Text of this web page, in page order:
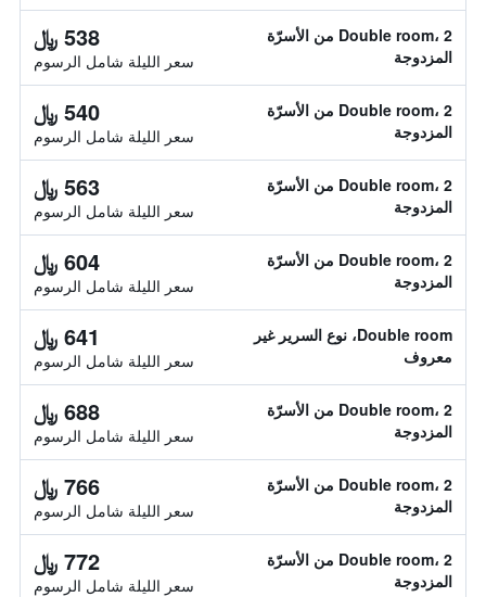
Double room، 2 من الأسرّة
المزدوجة
538 ﷼
سعر الليلة شامل الرسوم
Double room، 2 من الأسرّة
المزدوجة
540 ﷼
سعر الليلة شامل الرسوم
Double room، 2 من الأسرّة
المزدوجة
563 ﷼
سعر الليلة شامل الرسوم
Double room، 2 من الأسرّة
المزدوجة
604 ﷼
سعر الليلة شامل الرسوم
Double room، نوع السرير غير
معروف
641 ﷼
سعر الليلة شامل الرسوم
Double room، 2 من الأسرّة
المزدوجة
688 ﷼
سعر الليلة شامل الرسوم
Double room، 2 من الأسرّة
المزدوجة
766 ﷼
سعر الليلة شامل الرسوم
Double room، 2 من الأسرّة
المزدوجة
772 ﷼
سعر الليلة شامل الرسوم